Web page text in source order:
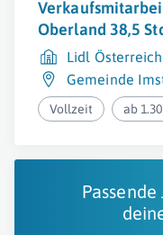
Oberland 38,5
Lidl
Gemeinde
Vollzeit ab